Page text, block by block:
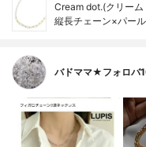
Cream dot.(クリーム
縦長チェーン×パー
バドママ★フォロ